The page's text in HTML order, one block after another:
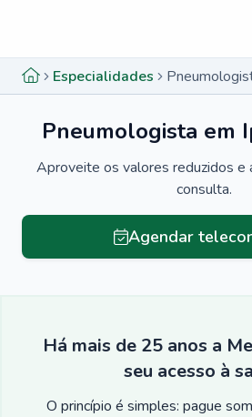
Especialidades
Pneumologista em
Aproveite os valores reduzidos e
consulta.
Agendar
Há mais de 25 anos a
seu acesso à
O princípio é simples: pague